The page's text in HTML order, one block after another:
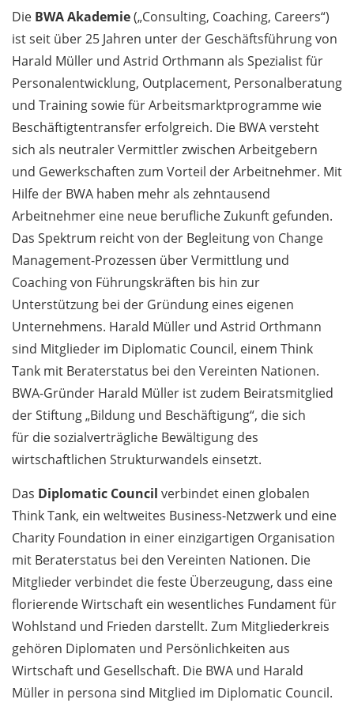
Die BWA Akademie(„Consulting, Coaching, Careers“)
ist seit über 25 Jahren unter der Geschäftsführung von
Harald Müller und Astrid Orthmann als Spezialist für
Personalentwicklung, Outplacement, Personalberatung
und Training sowie für Arbeitsmarktprogramme wie
Beschäftigtentransfer erfolgreich. Die BWA versteht
sich als neutraler Vermittler zwischen Arbeitgebern
und Gewerkschaften zum Vorteil der Arbeitnehmer. Mit
Hilfe der BWA haben mehr als zehntausend
Arbeitnehmer eine neue berufliche Zukunft gefunden.
Das Spektrum reicht von der Begleitung von Change
Management-Prozessen über Vermittlung und
Coaching von Führungskräften bis hin zur
Unterstützung bei der Gründung eines eigenen
Unternehmens. Harald Müller und Astrid Orthmann
sind Mitglieder im Diplomatic Council, einem Think
Tank mit Beraterstatus bei den Vereinten Nationen.
BWA-Gründer Harald Müller ist zudem Beiratsmitglied
der Stiftung „Bildung und Beschäftigung“, die sich
für die sozial­verträgliche Bewältigung des
wirtschaftlichen Strukturwandels einsetzt.
Das Diplomatic Council verbindet einen globalen
Think Tank, ein weltweites Business-Netzwerk und eine
Charity Foundation in einer einzigartigen Organisation
mit Beraterstatus bei den Vereinten Nationen. Die
Mitglieder verbindet die feste Überzeugung, dass eine
florierende Wirtschaft ein wesentliches Fundament für
Wohlstand und Frieden darstellt. Zum Mitgliederkreis
gehören Diplomaten und Persönlichkeiten aus
Wirtschaft und Gesellschaft. Die BWA und Harald
Müller in persona sind Mitglied im Diplomatic Council.